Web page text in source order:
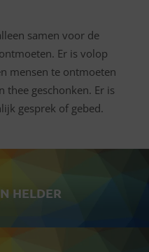
samen voor de
Er is volop
mensen te ontmoeten
thee geschonken. Er is
gesprek of gebed.
HELDER